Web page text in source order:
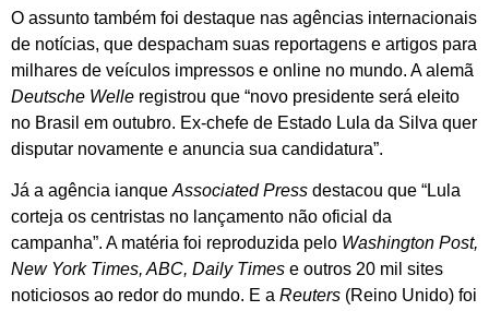
O assunto também foi destaque nas agências internacionais
de notícias, que despacham suas reportagens e artigos para
milhares de veículos impressos e online no mundo. A alemã
Deutsche Welle registrou que “novo presidente será eleito
no Brasil em outubro. Ex-chefe de Estado Lula da Silva quer
disputar novamente e anuncia sua candidatura”.
Já a agência ianque Associated Press destacou que “Lula
corteja os centristas no lançamento não oficial da
campanha”. A matéria foi reproduzida pelo Washington Post,
New York Times, ABC, Daily Times e outros 20 mil sites
noticiosos ao redor do mundo. E a Reuters (Reino Unido) foi